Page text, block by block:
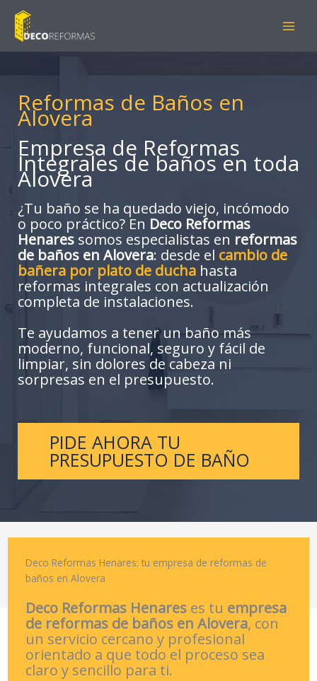
contenido
Reformas de Baños en
Alovera
Empresa de Reformas
Integrales de baños en toda
Alovera
¿Tu baño se ha quedado viejo, incómodo
o poco práctico? En Deco Reformas
Henares somos especialistas en reformas
de baños en Alovera: desde el cambio de
bañera por plato de ducha hasta
reformas integrales con actualización
completa de instalaciones.
Te ayudamos a tener un baño más
moderno, funcional, seguro y fácil de
limpiar, sin dolores de cabeza ni
sorpresas en el presupuesto.
PIDE AHORA TU
PRESUPUESTO DE BAÑO
Deco Reformas Henares: tu empresa de reformas de
baños en Alovera
Deco Reformas Henares es tu empresa
de reformas de baños en Alovera, con
un servicio cercano y profesional
orientado a que todo el proceso sea
claro y sencillo para ti.